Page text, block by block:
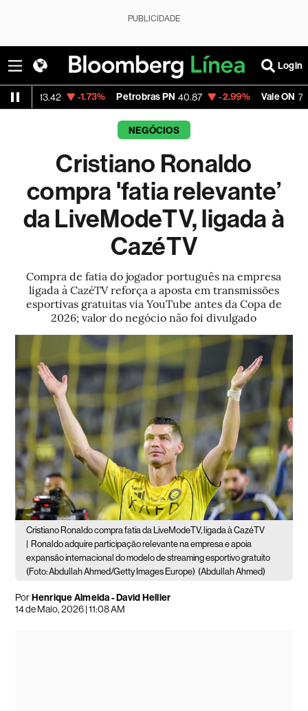
PUBLICIDADE
Login
-1.73% Petrobras PN 40.87 -2.99% Vale ON 74.97 -
NEGÓCIOS
Cristiano Ronaldo
compra 'fatia relevante’
da LiveModeTV, ligada à
CazéTV
Compra de fatia do jogador português na empresa
ligada à CazéTV reforça a aposta em transmissões
esportivas gratuitas via YouTube antes da Copa de
2026; valor do negócio não foi divulgado
Cristiano Ronaldo compra fatia da LiveModeTV, ligada à CazéTV
Ronaldo adquire participação relevante na empresa e apoia
expansão internacional do modelo de streaming esportivo gratuito
(Foto: Abdullah Ahmed/Getty Images Europe) (Abdullah Ahmed)
PorHenrique Almeida - David Hellier
14 de Maio, 2026 | 11:08 AM